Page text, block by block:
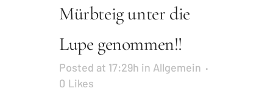
Mürbteig unter die
Lupe genommen!!
Posted at 17:29h in Allgemein
0 Likes